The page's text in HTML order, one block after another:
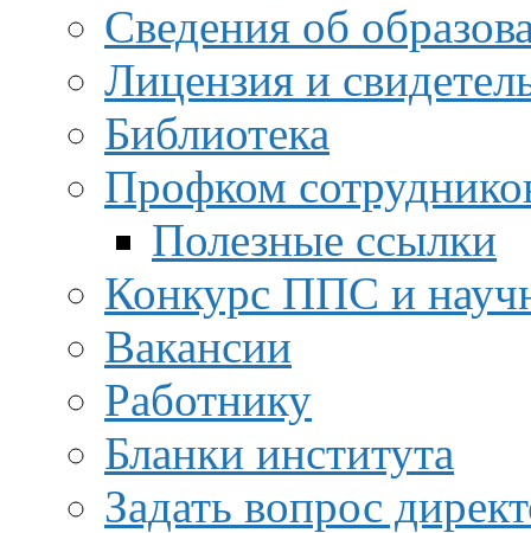
Сведения об
Лицензия и
Библиотека
Профком
Полезные ссылки
Конкурс ППС и
Вакансии
Работнику
Бланки института
Задать вопрос